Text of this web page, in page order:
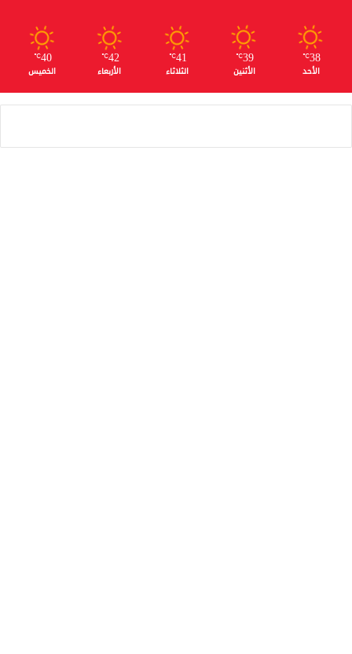
38
℃
الأحد
39
℃
الأثنين
41
℃
الثلاثاء
42
℃
الأربعاء
40
℃
الخميس